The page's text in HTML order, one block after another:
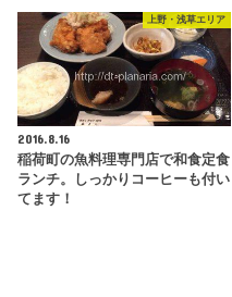
上野・浅草エリア
2016.8.16
稲荷町の魚料理専門店で和食定食
ランチ。しっかりコーヒーも付い
てます！